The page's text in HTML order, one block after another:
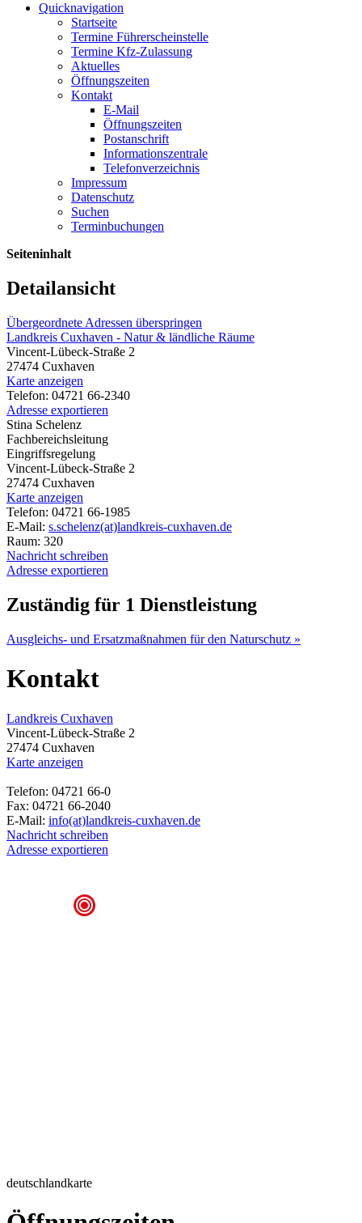
Quicknavigation
Startseite
Termine Führerscheinstelle
Termine Kfz-Zulassung
Aktuelles
Öffnungszeiten
Kontakt
E-Mail
Öffnungszeiten
Postanschrift
Informationszentrale
Telefonverzeichnis
Impressum
Datenschutz
Suchen
Terminbuchungen
Seiteninhalt
Detailansicht
Übergeordnete Adressen überspringen
Landkreis Cuxhaven - Natur & ländliche Räume
Vincent-Lübeck-Straße 2
27474 Cuxhaven
Karte anzeigen
Telefon: 04721 66-2340
Adresse exportieren
Stina Schelenz
Fachbereichsleitung
Eingriffsregelung
Vincent-Lübeck-Straße 2
27474 Cuxhaven
Karte anzeigen
Telefon: 04721 66-1985
E-Mail: s.schelenz(at)landkreis-cuxhaven.de
Raum: 320
Nachricht schreiben
Adresse exportieren
Zuständig für 1 Dienstleistung
Ausgleichs- und Ersatzmaßnahmen für den Naturschutz »
Kontakt
Landkreis Cuxhaven
Vincent-Lübeck-Straße 2
27474 Cuxhaven
Karte anzeigen
Telefon: 04721 66-0
Fax: 04721 66-2040
E-Mail: info(at)landkreis-cuxhaven.de
Nachricht schreiben
Adresse exportieren
deutschlandkarte